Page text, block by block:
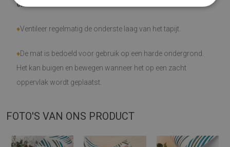
chemicaliën.
♦Ventileer regelmatig de onderste laag van het tapijt.
♦De mat is bedoeld voor gebruik op een harde ondergrond.
Het kan buigen en bewegen wanneer het op een zacht
oppervlak wordt geplaatst.
FOTO'S VAN ONS PRODUCT